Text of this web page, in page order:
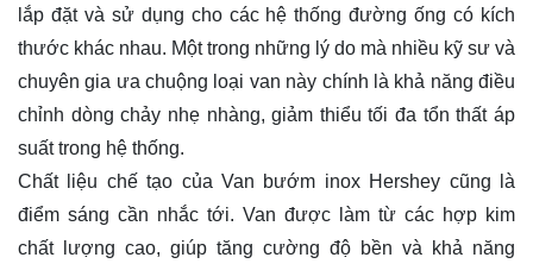
lắp đặt và sử dụng cho các hệ thống đường ống có kích
thước khác nhau. Một trong những lý do mà nhiều kỹ sư và
chuyên gia ưa chuộng loại van này chính là khả năng điều
chỉnh dòng chảy nhẹ nhàng, giảm thiểu tối đa tổn thất áp
suất trong hệ thống.
Chất liệu chế tạo của Van bướm inox Hershey cũng là
điểm sáng cần nhắc tới. Van được làm từ các hợp kim
chất lượng cao, giúp tăng cường độ bền và khả năng